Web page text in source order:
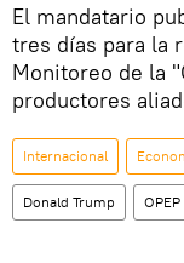
​El mandatario
tres días para la
Monitoreo de la
productores
Internacional
Donald Trump OPEP